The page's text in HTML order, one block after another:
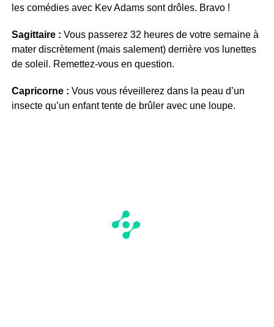
les comédies avec Kev Adams sont drôles. Bravo !
Sagittaire : Vous passerez 32 heures de votre semaine à
mater discrètement (mais salement) derrière vos lunettes
de soleil. Remettez-vous en question.
Capricorne : Vous vous réveillerez dans la peau d’un
insecte qu’un enfant tente de brûler avec une loupe.